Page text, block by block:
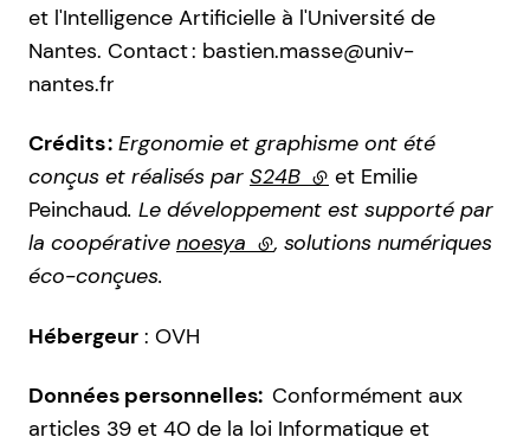
et l'Intelligence Artificielle à l'Université de
Nantes. Contact : bastien.masse@univ-
nantes.fr
Crédits : Ergonomie et graphisme ont été
conçus et réalisés par S24B (lien externe)
et Emilie
Peinchaud. Le développement est supporté par
la coopérative noesya (lien externe)
, solutions numériques
éco-conçues.
Hébergeur : OVH
Données personnelles: Conformément aux
articles 39 et 40 de la loi Informatique et